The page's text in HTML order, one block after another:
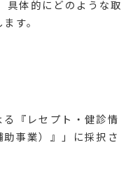
体的にどのような取
す。
『レセプト・健診情
事業）』」に採択さ